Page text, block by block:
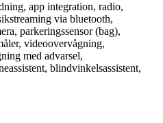
app integration, radio,
via bluetooth,
parkeringssensor (bag),
videoovervågning,
med advarsel,
blindvinkelsassistent,